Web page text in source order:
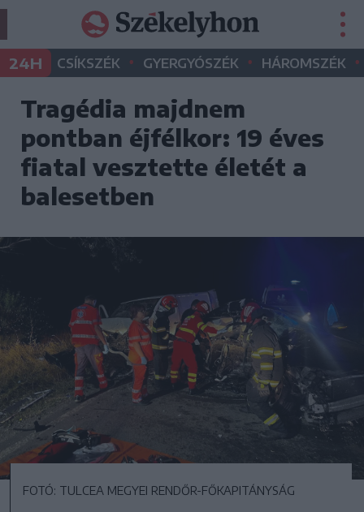
24H CSÍKSZÉK • GYERGYÓSZÉK • HÁROMSZÉK •
Tragédia majdnem
pontban éjfélkor: 19 éves
fiatal vesztette életét a
balesetben
FOTÓ: TULCEA MEGYEI RENDŐR-FŐKAPITÁNYSÁG